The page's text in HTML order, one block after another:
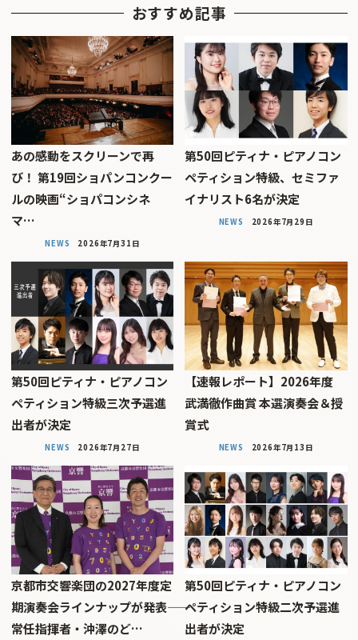
おすすめ記事
あの感動をスクリーンで再
び！ 第19回ショパンコンクー
ルの映画“ショパコンシネ
マ…
NEWS 2026年7月31日
第50回ピティナ・ピアノコン
ペティション特級、セミファ
イナリスト6名が決定
NEWS 2026年7月29日
第50回ピティナ・ピアノコン
ペティション特級三次予選進
出者が決定
NEWS 2026年7月27日
【速報レポート】2026年度
武満徹作曲賞 本選演奏会＆授
賞式
NEWS 2026年7月13日
京都市交響楽団の2027年度定
期演奏会ラインナップが発表――
常任指揮者・沖澤のど…
第50回ピティナ・ピアノコン
ペティション特級二次予選進
出者が決定